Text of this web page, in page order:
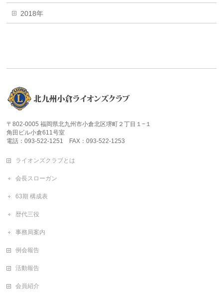
2018年
〒802-0005 福岡県北九州市小倉北区堺町２丁目１−１
角田ビル小倉611号室
電話：093-522-1251 FAX：093-522-1253
ライオンズクラブとは
会長スローガン
63期 構成表
歴代三役
事務局案内
例会報告
活動報告
会員紹介